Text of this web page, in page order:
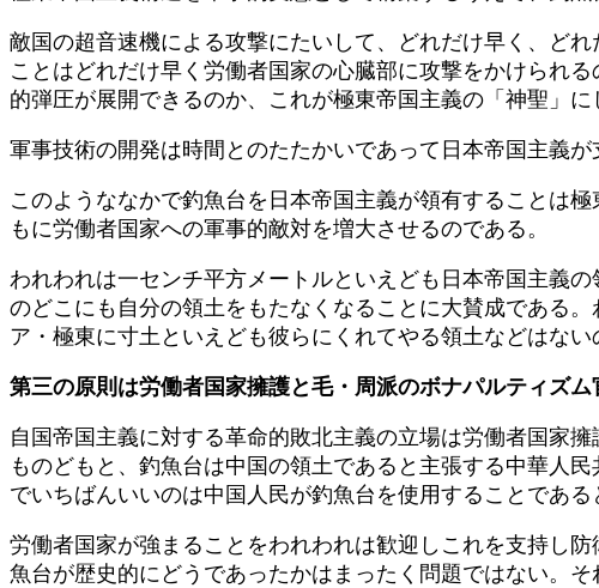
敵国の超音速機による攻撃にたいして、どれだけ早く、ど
ことはどれだけ早く労働者国家の心臓部に攻撃をかけられ
的弾圧が展開できるのか、これが極東帝国主義の「神聖」に
軍事技術の開発は時間とのたたかいであって日本帝国主義
このようななかで釣魚台を日本帝国主義が領有することは
もに労働者国家への軍事的敵対を増大させるのである。
われわれは一センチ平方メートルといえども日本帝国主義
のどこにも自分の領土をもたなくなることに大賛成である
ア・極東に寸土といえども彼らにくれてやる領土などはな
第三の原則は労働者国家擁護と毛・周派のボナパルティズ
自国帝国主義に対する革命的敗北主義の立場は労働者国家
ものどもと、釣魚台は中国の領土であると主張する中華人
でいちばんいいのは中国人民が釣魚台を使用することである
労働者国家が強まることをわれわれは歓迎しこれを支持し
魚台が歴史的にどうであったかはまったく問題ではない。